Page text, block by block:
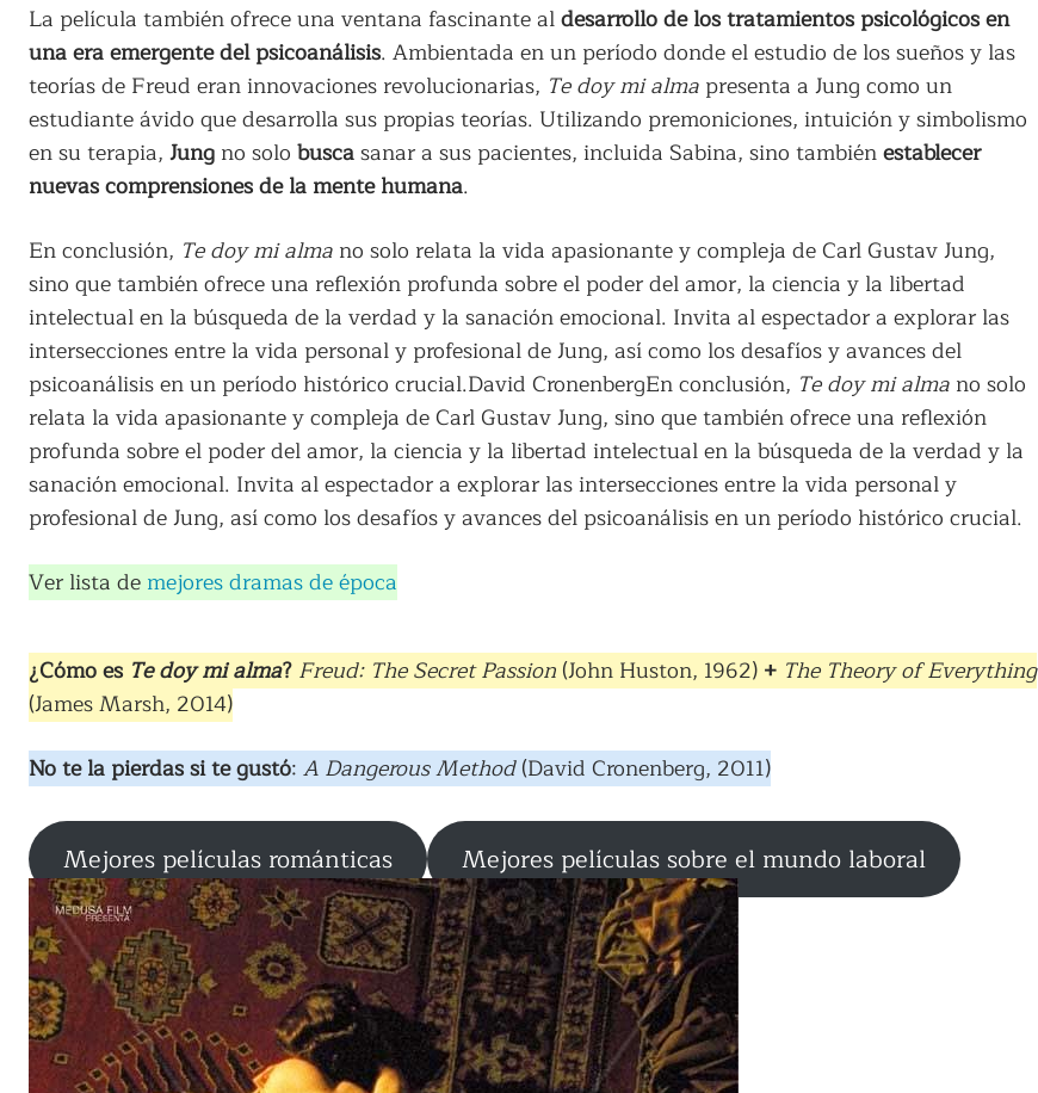
La película también ofrece una ventana fascinante aldesarrollo de los tratamientos psicológicos en
una era emergente del psicoanálisis. Ambientada en un período donde el estudio de los sueños y las
teorías de Freud eran innovaciones revolucionarias, Te doy mi alma presenta a Jung como un
estudiante ávido que desarrolla sus propias teorías. Utilizando premoniciones, intuición y simbolismo
en su terapia, Jung no solo buscasanar a sus pacientes, incluida Sabina, sino tambiénestablecer
nuevas comprensiones de la mente humana.
En conclusión, Te doy mi alma no solo relata la vida apasionante y compleja de Carl Gustav Jung,
sino que también ofrece una reflexión profunda sobre el poder del amor, la ciencia y la libertad
intelectual en la búsqueda de la verdad y la sanación emocional. Invita al espectador a explorar las
intersecciones entre la vida personal y profesional de Jung, así como los desafíos y avances del
psicoanálisis en un período histórico crucial.David CronenbergEn conclusión, Te doy mi alma no solo
relata la vida apasionante y compleja de Carl Gustav Jung, sino que también ofrece una reflexión
profunda sobre el poder del amor, la ciencia y la libertad intelectual en la búsqueda de la verdad y la
sanación emocional. Invita al espectador a explorar las intersecciones entre la vida personal y
profesional de Jung, así como los desafíos y avances del psicoanálisis en un período histórico crucial.
Ver lista de mejores dramas de época
¿Cómo es Te doy mi alma? Freud: The Secret Passion (John Huston, 1962) + The Theory of Everything
(James Marsh, 2014)
No te la pierdas si te gustó: A Dangerous Method(David Cronenberg, 2011)
Mejores películas románticas Mejores películas sobre el mundo laboral